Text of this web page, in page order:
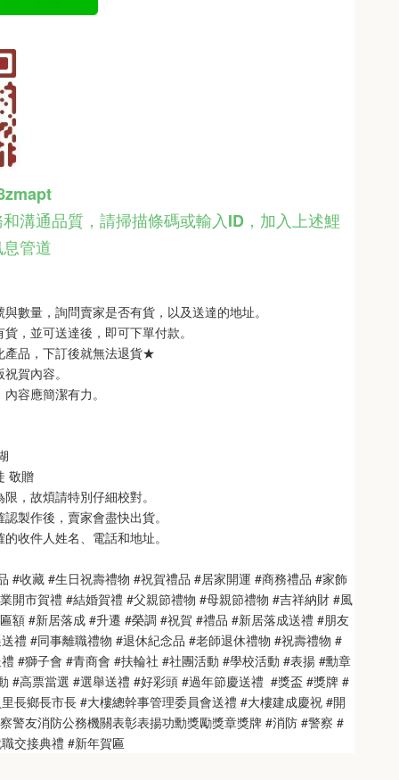
溝通品質，請掃描條碼或輸入ID ， 加入上述鯉
管道
數量，詢問賣家是否有貨，以及送達的地址。
，並可送達後，即可下單付款。
品，下訂後就無法退貨★
賀內容。
容應簡潔有力。
敬贈
，故煩請特別仔細校對。
製作後，賣家會盡快出貨。
收件人姓名、電話和地址。
#收藏 #生日祝壽禮物 #祝賀禮品 #居家開運 #商務禮品 #家飾
開市賀禮 #結婚賀禮 #父親節禮物 #母親節禮物 #吉祥納財 #風
額 #新居落成 #升遷 #榮調 #祝賀 #禮品 #新居落成送禮 #朋友
禮 #同事離職禮物 #退休紀念品 #老師退休禮物 #祝壽禮物 #
#獅子會 #青商會 #扶輪社 #社團活動 #學校活動 #表揚 #勳章
#高票當選 #選舉送禮 #好彩頭 #過年節慶送禮  #獎盃 #獎牌 #
長鄉長市長 #大樓總幹事管理委員會送禮 #大樓建成慶祝 #開
警友消防公務機關表彰表揚功勳獎勵獎章獎牌 #消防 #警察 #
交接典禮 #新年賀匾